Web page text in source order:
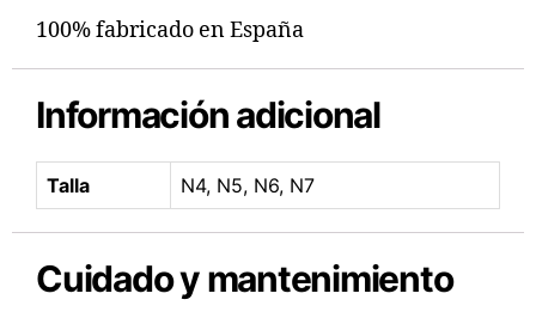
100% fabricado en España
Información adicional
Talla N4, N5, N6, N7
Cuidado y mantenimiento